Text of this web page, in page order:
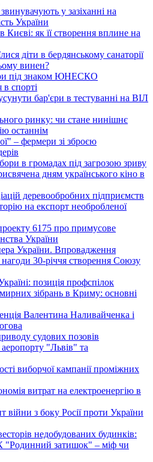
у зазіханні на
України
Києві: як її створення вплине на
діти в бердянському санаторії
винен?
під знаком ЮНЕСКО
спорті
бар'єри в тестуванні на ВІЛ
ринку: чи стане нинішнє
останнім
– фермери зі зброєю
в громадах під загрозою зриву
дням українського кіно в
деревообробних підприємств
на експорт необробленої
6175 про примусове
України
України. Впровадження
нагоди 30-річчя створення Союзу
позиція профспілок
зібрань в Криму: основні
Валентина Наливайченка і
судових позовів
"Львів" та
виборчої кампанії проміжних
витрат на електроенергію в
війни з боку Росії проти України
недобудованих будинків:
затишок" – міф чи